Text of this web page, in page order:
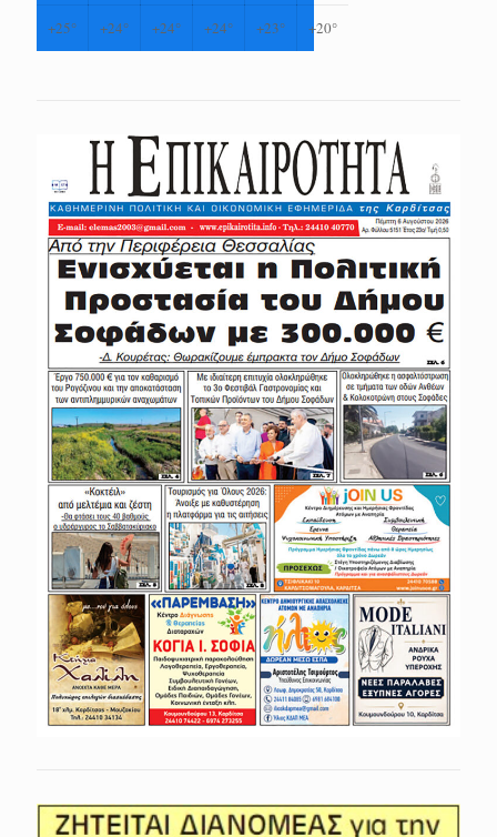
+25° +24° +24° +24° +23° +20°